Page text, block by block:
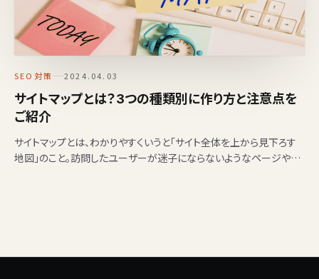
SEO対策 2024.04.03
サイトマップとは？3つの種類別に作り方と注意点を
ご紹介
サイトマップとは、わかりやすくいうと「サイト全体を上から見下ろす
地図」のこと。訪問したユーザーが迷子にならないようなページや、